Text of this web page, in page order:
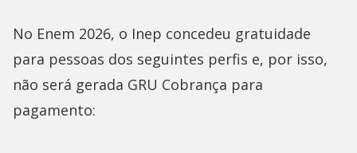
No Enem 2026, o Inep concedeu gratuidade
para pessoas dos seguintes perfis e, por isso,
não será gerada GRU Cobrança para
pagamento: